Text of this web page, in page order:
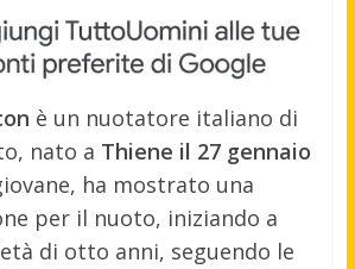
è un nuotatore italiano di
nato a Thiene il 27 gennaio
ha mostrato una
per il nuoto, iniziando a
di otto anni, seguendo le